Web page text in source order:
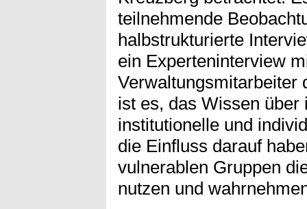
teilnehmende
halbstrukturierte
ein Experteninterview
Verwaltungsmitarbeiter
ist es, das Wissen über
institutionelle und
die Einfluss darauf
vulnerablen Gruppen
nutzen und